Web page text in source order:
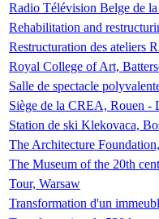
Radio Télévision Belge de
Rehabilitation and
Restructuration des ateliers
Royal College of Art,
Salle de spectacle
Siège de la CREA, Rouen -
Station de ski Klekovaca,
The Architecture
The Museum of the 20th
Tour, Warsaw
Transformation d'un